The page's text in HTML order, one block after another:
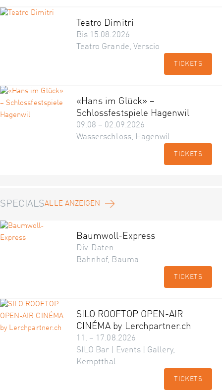
Teatro Dimitri
Bis 15.08.2026
Teatro Grande, Verscio
TICKETS
«Hans im Glück» –
Schlossfestspiele Hagenwil
09.08 – 02.09.2026
Wasserschloss, Hagenwil
TICKETS
SPECIALSALLE ANZEIGEN
Baumwoll-Express
Div. Daten
Bahnhof, Bauma
TICKETS
SILO ROOFTOP OPEN-AIR
CINÉMA by Lerchpartner.ch
11. – 17.08.2026
SILO Bar | Events | Gallery,
Kemptthal
TICKETS